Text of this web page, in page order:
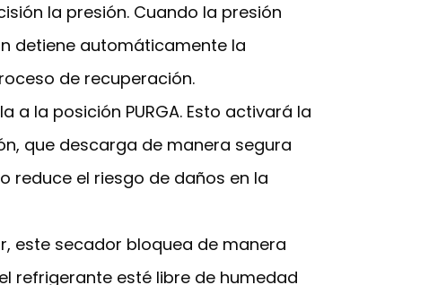
la presión. Cuando la presión
detiene automáticamente la
de recuperación.
la posición PURGA. Esto activará la
que descarga de manera segura
reduce el riesgo de daños en la
este secador bloquea de manera
refrigerante esté libre de humedad